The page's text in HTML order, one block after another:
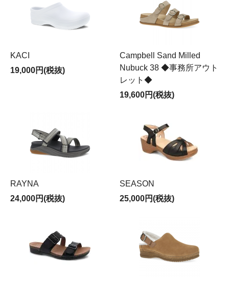
KACI
19,000円(税抜)
Campbell Sand Milled
Nubuck 38 ◆事務所アウト
レット◆
19,600円(税抜)
RAYNA
24,000円(税抜)
SEASON
25,000円(税抜)